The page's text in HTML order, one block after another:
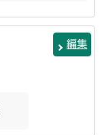
編集